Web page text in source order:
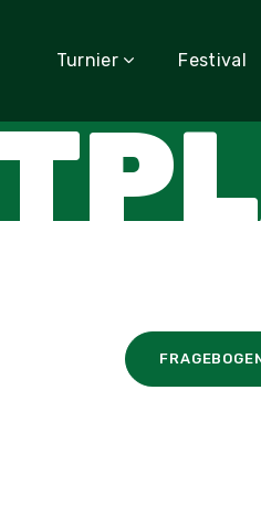
Turnier Festival